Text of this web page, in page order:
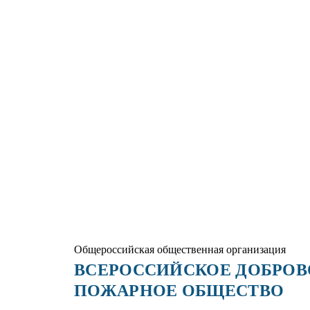
Общероссийская общественная организация
ВСЕРОССИЙСКОЕ
ПОЖАРНОЕ ОБЩЕСТВО